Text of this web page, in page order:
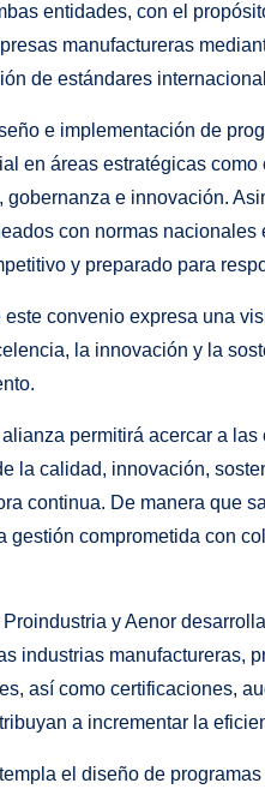
entidades, con el
manufactureras
de estándares
e implementación de
en áreas estratégicas
e innovación.
con normas
y preparado para
convenio expresa una
la innovación y la
permitirá acercar a
la calidad, innovación,
continua. De manera que
gestión comprometida con
y Aenor
industrias manufactureras,
así como certificaciones,
a incrementar la
el diseño de